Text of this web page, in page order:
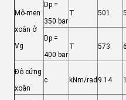
Mô-men
xoắn ở
Vg
Dp =
350 bar
T 501
Dp =
400 bar
T 573
Độ cứng
xoắn
c kNm/rad 9.14